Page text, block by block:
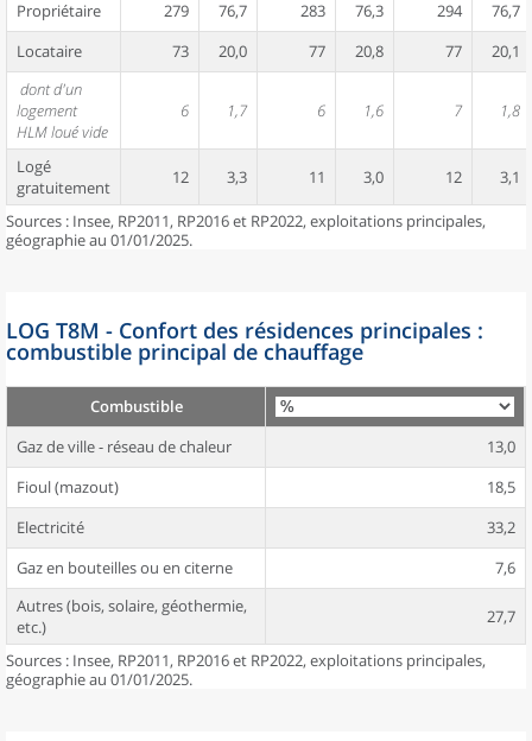
Propriétaire
279 76,7 283 76,3 294
76,7
Locataire
73 20,0 77 20,8 77
20,1
dont d'un
logement
HLM loué vide
6 1,7 6 1,6 7 1,8
Logé
gratuitement
12 3,3 11 3,0 12 3,1
Sources : Insee, RP2011, RP2016 et RP2022, exploitations principales,
géographie au 01/01/2025.
LOG T8M - Confort des résidences principales :
combustible principal de chauffage
Combustible
Gaz de ville - réseau de chaleur
13,0
Fioul (mazout)
18,5
Electricité
33,2
Gaz en bouteilles ou en citerne
7,6
Autres (bois, solaire, géothermie,
etc.)
27,7
Sources : Insee, RP2011, RP2016 et RP2022, exploitations principales,
géographie au 01/01/2025.